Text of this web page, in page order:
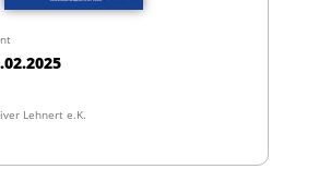
Lehnert e.K.